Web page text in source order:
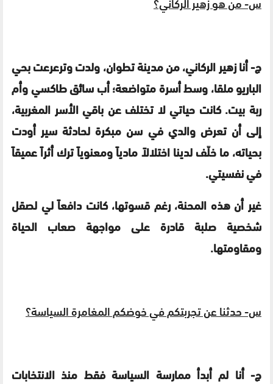
ج-أنا زهير الركاني، من مدينة تطوان، ولدت وترعرعت بحي
الباريو ملقا، وسط أسرة متواضعة؛ أب سائق طاكسي وأم
ربة بيت. كانت حياتي لا تختلف عن باقي الأسر المغربية،
إلى أن تعرض والدي في سن مبكرة لحادثة سير أودت
بحياته، ما خلّف لدينا اختلالاً مادياً ومعنوياً ترك أثراً عميقاً
في نفسيتي.
غير أن هذه المحنة، رغم قسوتها، كانت دافعاً لي لصقل
شخصية صلبة قادرة على مواجهة صعاب الحياة
ومقاومتها.
س-حدثنا عن تجربتكم في خوضكم المغامرة السياسة؟
ج-أنا لم أبدأ ممارسة السياسة فقط منذ الانتخابات